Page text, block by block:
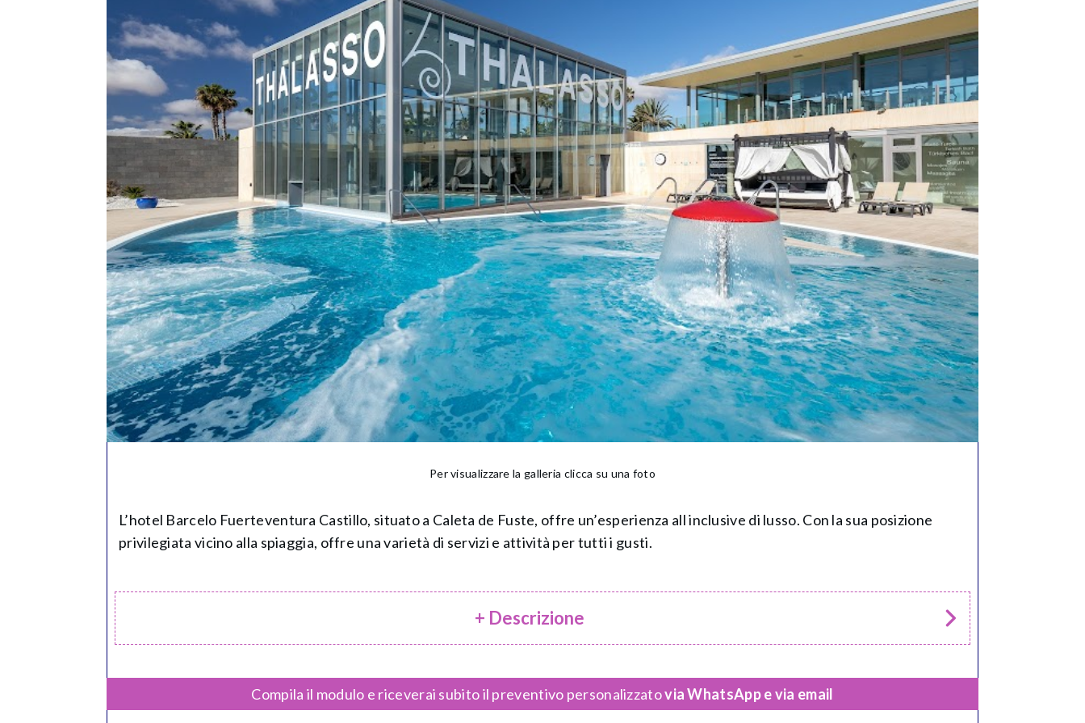
Per visualizzare la galleria clicca su una foto
L’hotel Barcelo Fuerteventura Castillo, situato a Caleta de Fuste, offre un’esperienza all inclusive di lusso. Con la sua posizione
privilegiata vicino alla spiaggia, offre una varietà di servizi e attività per tutti i gusti.
+ Descrizione
Compila il modulo e riceverai subito il preventivo personalizzatovia WhatsApp e via email